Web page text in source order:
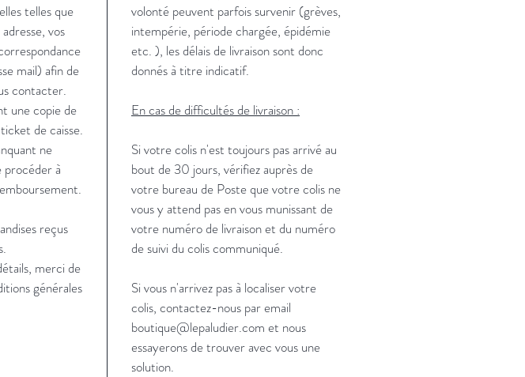
telles que
vos
mail) afin de
contacter.
une copie de
de caisse.
ne
à
reçus
merci de
générales
volonté peuvent parfois survenir (grèves,
intempérie, période chargée, épidémie
etc. ), les délais de livraison sont donc
donnés à titre indicatif.
En cas de difficultés de livraison :
Si votre colis n'est toujours pas arrivé au
bout de 30 jours, vérifiez auprès de
votre bureau de Poste que votre colis ne
vous y attend pas en vous munissant de
votre numéro de livraison et du numéro
de suivi du colis communiqué.
Si vous n'arrivez pas à localiser votre
colis, contactez-nous par email
boutique@lepaludier.com et nous
essayerons de trouver avec vous une
solution.